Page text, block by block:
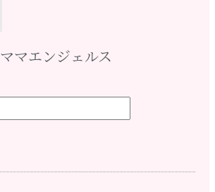
ママエンジェルス